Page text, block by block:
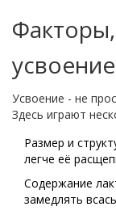
Усвоение - не
Здесь играют
Размер и
легче её
Содержание
замедлять